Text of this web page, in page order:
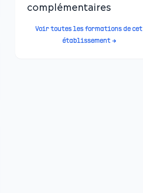
complémentaires
Voir toutes les formations de cet
établissement →